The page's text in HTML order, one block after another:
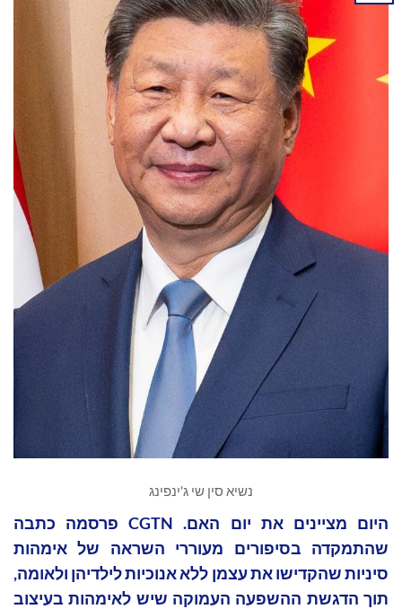
נשיא סין שי ג'ינפינג
היום מציינים את יום האם. CGTN פרסמה כתבה
שהתמקדה בסיפורים מעוררי השראה של אימהות
סיניות שהקדישו את עצמן ללא אנוכיות לילדיהן ולאומה,
תוך הדגשת ההשפעה העמוקה שיש לאימהות בעיצוב